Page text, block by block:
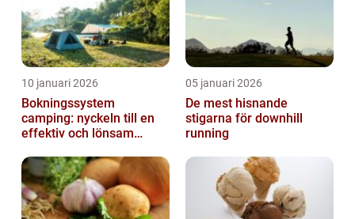
10 januari 2026
Bokningssystem
camping: nyckeln till en
effektiv och lönsam
05 januari 2026
De mest hisnande
stigarna för downhill
running